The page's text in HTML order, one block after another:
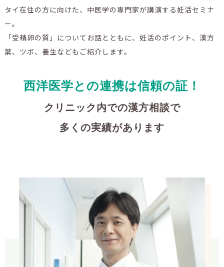
タイ在住の方に向けた、中医学の専門家が講演する妊活セミナ
ー。
「受精卵の質」についてお話とともに、妊活のポイント、漢方
薬、ツボ、養生などもご紹介します。
西洋医学との連携は信頼の証！
クリニック内での漢方相談で
多くの実績があります